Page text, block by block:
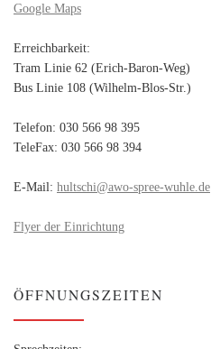
Google Maps
Erreichbarkeit:
Tram Linie 62 (Erich-Baron-Weg)
Bus Linie 108 (Wilhelm-Blos-Str.)
Telefon: 030 566 98 395
TeleFax: 030 566 98 394
E-Mail: hultschi@awo-spree-wuhle.de
Flyer der Einrichtung
ÖFFNUNGSZEITEN